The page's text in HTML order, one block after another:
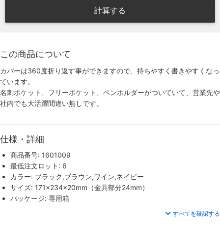
計算する
この商品について
カバーは360度折り返す事ができますので、持ちやすく書きやすくなっ
ています。
名刺ポケット、フリーポケット、ペンホルダーがついていて、営業先や
社内でも大活躍間違い無しです。
仕様・詳細
商品番号: 1601009
最低注文ロット: 6
カラー: ブラック,ブラウン,ワイン,ネイビー
サイズ: 171×234×20mm（金具部分24mm）
パッケージ: 専用箱
すべてを確認する